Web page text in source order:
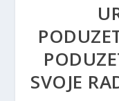
SVOJE